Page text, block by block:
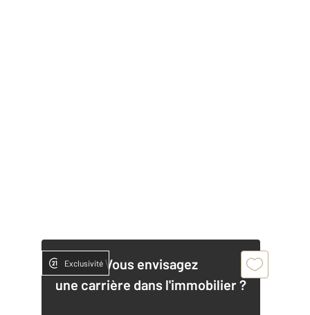
Vous envisagez
une carrière dans l'immobilier ?
Exclusivité